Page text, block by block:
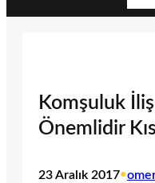
Komşuluk
Önemlidir
23 Aralık 2017•